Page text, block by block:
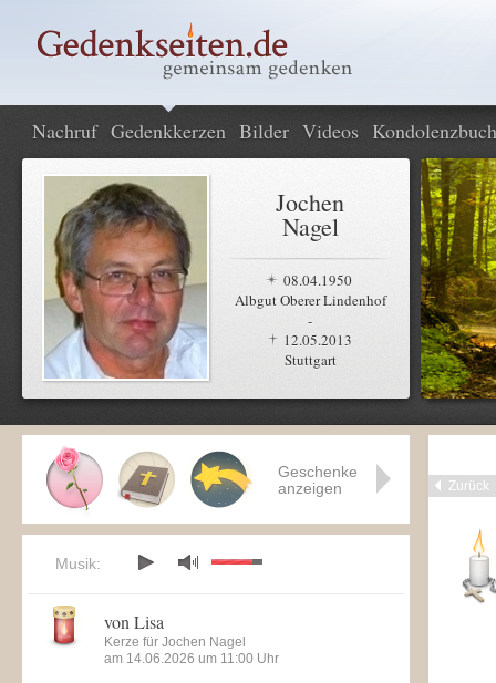
Nachruf Gedenkkerzen Bilder Videos Kondolenzbuch
Jochen
Nagel
08.04.1950
Albgut Oberer Lindenhof
-
12.05.2013
Stuttgart
Zurück
Geschenke
anzeigen
Musik:
von Lisa
Kerze für Jochen Nagel
am 14.06.2026 um 11:00 Uhr